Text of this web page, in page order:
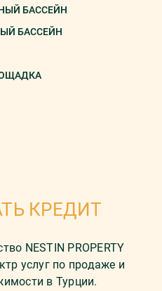
БАССЕЙН
БАССЕЙН
КРЕДИТ
NESTIN PROPERTY
услуг по продаже и
в Турции.